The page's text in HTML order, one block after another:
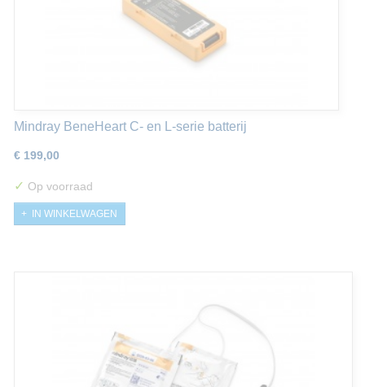
Mindray BeneHeart C- en L-serie batterij
€ 199,00
✓ Op voorraad
IN WINKELWAGEN